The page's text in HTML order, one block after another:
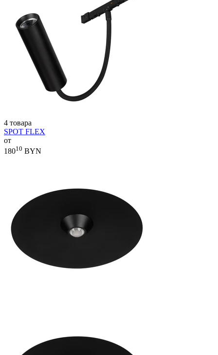
4 товара
SPOT FLEX
от
18010 BYN